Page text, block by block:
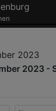
2023
2023 -